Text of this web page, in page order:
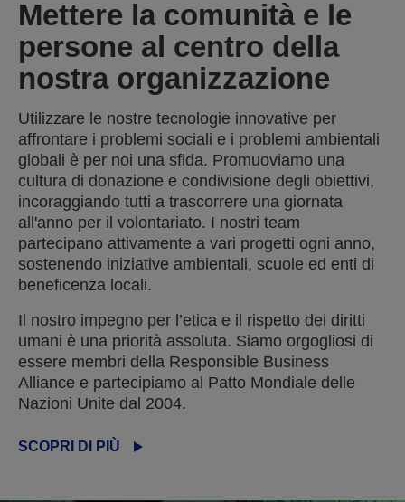
Mettere la comunità e le
persone al centro della
nostra organizzazione
Utilizzare le nostre tecnologie innovative per
affrontare i problemi sociali e i problemi ambientali
globali è per noi una sfida. Promuoviamo una
cultura di donazione e condivisione degli obiettivi,
incoraggiando tutti a trascorrere una giornata
all'anno per il volontariato. I nostri team
partecipano attivamente a vari progetti ogni anno,
sostenendo iniziative ambientali, scuole ed enti di
beneficenza locali.
Il nostro impegno per l’etica e il rispetto dei diritti
umani è una priorità assoluta. Siamo orgogliosi di
essere membri della Responsible Business
Alliance e partecipiamo al Patto Mondiale delle
Nazioni Unite dal 2004.
SCOPRI DI PIÙ